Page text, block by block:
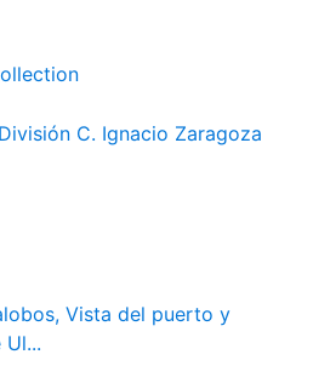
C. Ignacio Zaragoza
Vista del puerto y